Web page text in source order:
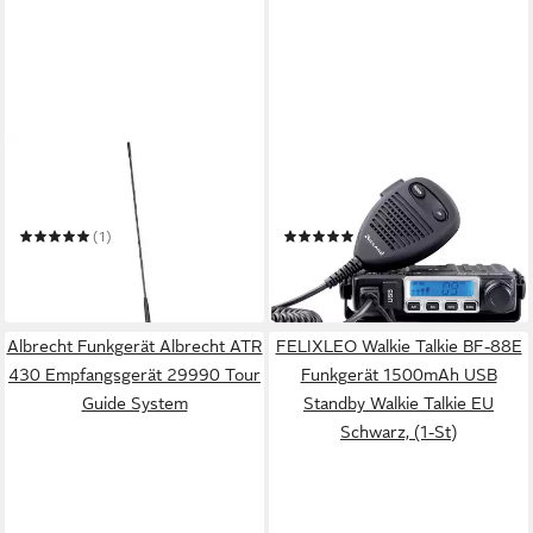
Funkgerät CBM-516
(1)
in 2-3 Werktagen bei dir
Funkgerät Midland M-Mini
USB to Go C1262.05 CB-
Funkgerät(1)
132,51 €
12,10 €mtl. in 12 Raten
in 2-3 Werktagen bei dir
Albrecht Funkgerät Albrecht ATR
430 Empfangsgerät 29990 Tour
Guide System
FELIXLEO Walkie Talkie BF-88E
Funkgerät 1500mAh USB
Standby Walkie Talkie EU
Schwarz, (1-St)